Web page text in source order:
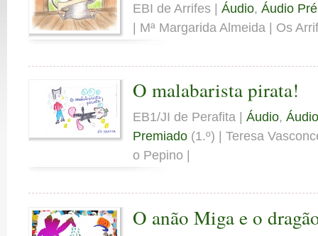
EBI de Arrifes |Áudio,Áudio
| Mª Margarida Almeida | Os
O malabarista pirata!
EB1/JI de Perafita |Áudio,
Premiado (1.º) | Teresa
o Pepino |
O anão Miga e o